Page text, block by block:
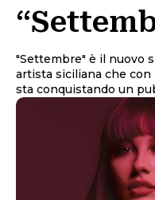
"Settembre" è il nuovo
artista siciliana che con
sta conquistando un